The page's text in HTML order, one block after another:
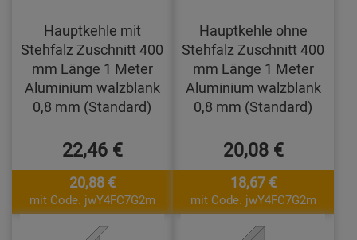
Hauptkehle mit
Stehfalz Zuschnitt 400
mm Länge 1 Meter
Aluminium walzblank
0,8 mm (Standard)
22,46 €
20,88 €
mit Code: jwY4FC7G2m
Hauptkehle ohne
Stehfalz Zuschnitt 400
mm Länge 1 Meter
Aluminium walzblank
0,8 mm (Standard)
20,08 €
18,67 €
mit Code: jwY4FC7G2m